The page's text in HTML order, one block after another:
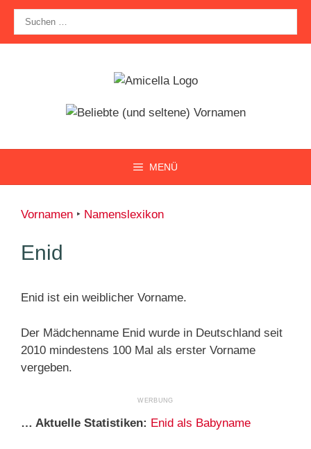
Zum
Inhalt
springen
nach:
MENÜ
Vornamen ‣ Namenslexikon
Enid
Enid ist ein weiblicher Vorname.
Der Mädchenname Enid wurde in Deutschland seit
2010 mindestens 100 Mal als erster Vorname
vergeben.
… Aktuelle Statistiken: Enid als Babyname